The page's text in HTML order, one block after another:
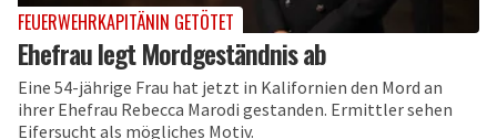
FEUERWEHRKAPITÄNIN GETÖTET
Ehefrau legt Mordgeständnis ab
Eine 54-jährige Frau hat jetzt in Kalifornien den Mord an
ihrer Ehefrau Rebecca Marodi gestanden. Ermittler sehen
Eifersucht als mögliches Motiv.